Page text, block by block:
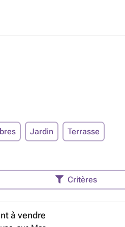
Jardin Terrasse
Critères
à vendre